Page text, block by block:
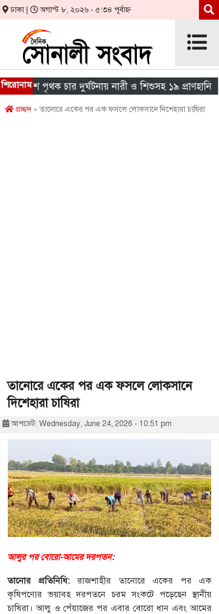
ঢাকা | অগাস্ট ৮, ২০২৬ - ৫:৩৪ পূর্বাহ্ন
শিরোনাম
পৃথক চার দুর্ঘটনায় নারী ও শিশুসহ ১৯ প্রাণহানি
প্রচ্ছদ» তানোরে একের পর এক ফসলে লোকসানে দিশেহারা চাষিরা
তানোরে একের পর এক ফসলে লোকসানে
দিশেহারা চাষিরা
আপডেট: Wednesday, June 24, 2026 - 10:51 pm
আলুর পর বোরো-আমের দরপতন:
তানোর প্রতিনিধি:রাজশাহীর তানোরে একের পর এক
কৃষিপণ্যের ভয়াবহ দরপতনে চরম সংকটে পড়েছেন স্থানীয়
চাষিরা। আলু ও পেঁয়াজের পর এবার বোরো ধান এবং আমের